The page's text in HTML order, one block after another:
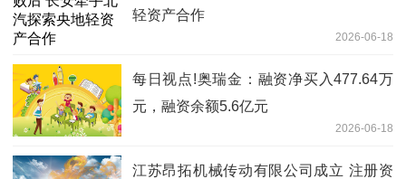
轻资产合作
2026-06-18
每日视点!奥瑞金：融资净买入477.64万
元，融资余额5.6亿元
2026-06-18
江苏昂拓机械传动有限公司成立 注册资